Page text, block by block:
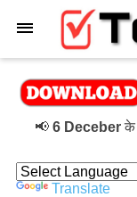
6 Deceberके टेस्ट
Translate